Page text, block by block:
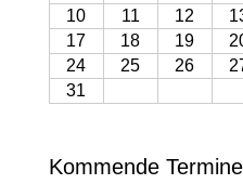
10
11 12
17
18 19
24
25 26
31
Kommende Termine